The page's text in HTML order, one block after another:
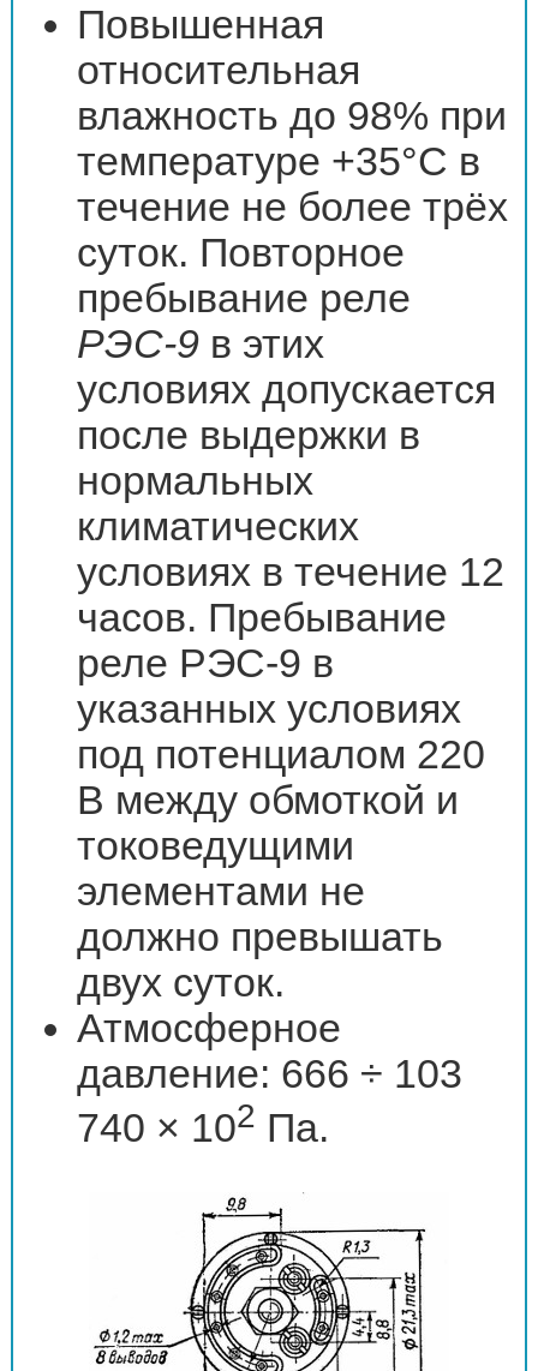
Повышенная
относительная
влажность до 98% при
температуре +35°C в
течение не более трёх
суток. Повторное
пребывание реле
РЭС-9 в этих
условиях допускается
после выдержки в
нормальных
климатических
условиях в течение 12
часов. Пребывание
реле РЭС-9 в
указанных условиях
под потенциалом 220
В между обмоткой и
токоведущими
элементами не
должно превышать
двух суток.
Атмосферное
давление: 666 ÷ 103
740 × 102 Па.